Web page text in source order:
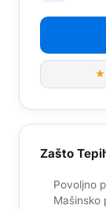
Zašto
Povoljno
Mašinsko